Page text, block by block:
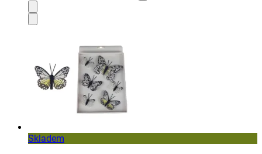
Skladem